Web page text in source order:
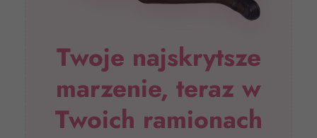
Twoje najskrytsze
marzenie, teraz w
Twoich ramionach